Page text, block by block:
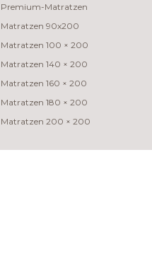
Premium-Matratzen
Matratzen 90x200
Matratzen 100 × 200
Matratzen 140 × 200
Matratzen 160 × 200
Matratzen 180 × 200
Matratzen 200 × 200